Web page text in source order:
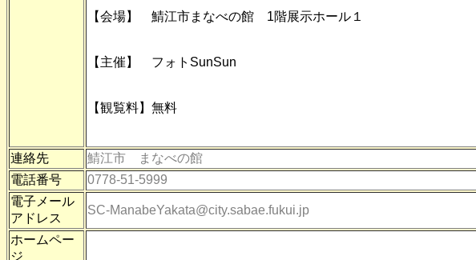
【会場】 鯖江市まなべの館 1階展示ホール１
【主催】 フォトSunSun
【観覧料】無料
連絡先
鯖江市 まなべの館
電話番号
0778-51-5999
電子メール
アドレス
SC-ManabeYakata@city.sabae.fukui.jp
ホームペー
ジ